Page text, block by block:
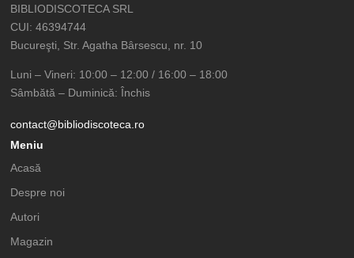
BIBLIODISCOTECA SRL
CUI: 46394744
Bucureşti, Str. Agatha Bârsescu, nr. 10
Luni – Vineri: 10:00 – 12:00 / 16:00 – 18:00
Sâmbătă – Duminică: Închis
contact@bibliodiscoteca.ro
Meniu
Acasă
Despre noi
Autori
Magazin